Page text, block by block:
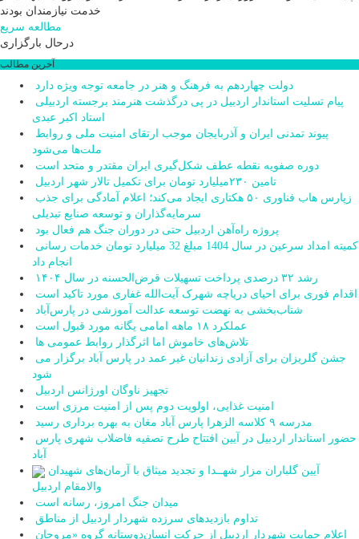
خدمت نیازمندان بودند
مطالعه سریع
درحال بارگزاری
آخرین مطالب
دولت چهاردهم به فرهنگ و هنر در جامعه توجه ویژه دارد
استاد اکبر عبدی
ملت‌ها می‌شود
دوره صفویه نقطه عطف شکل‌گیری ایران مقتدر و متحد است
تامین ۲۳۰میلیارد تومان برای تکمیل تالار شهر اردبیل
سرمایه‌گذاران و توسعه صنایع تبدیلی
پروژه راه‌آهن اردبیل حتی در دوران جنگ هم فعال بود
انجام داد
رشد ۳۲ درصدی پرداخت تسهیلات قرض‌الحسنه در سال ۱۴۰۴
اقدام فوری برای احیای دریاچه شهرک آیت‌الله غفاری مورد تاکید است
شتاب‌بخشی به نهضت توسعه عدالت آموزشی در پارس‌آباد
عملکرد ۱۸ ماهه امامی یگانه مورد قبول است
تلاش‌های خاموش اما اثرگذار روابط عمومی ها
شود
تجهیز ناوگان اورژانس اردبیل
امنیت غذایی، اولویت دوم پس از امنیت مرزی است
مدرسه ۹ کلاسه الزهرا پارس آباد مغان به بهره برداری رسید
آباد
والامقام اردبیل
میدان جنگ امروز، رسانه است
تداوم بازدیدهای سرزده شهردار اردبیل از مناطق